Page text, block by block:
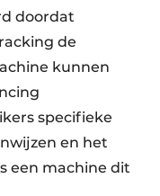
doordat
de
kunnen
specifieke
en het
een machine dit